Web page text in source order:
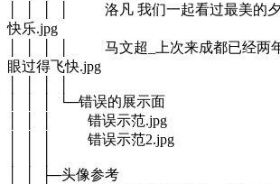
│ │ │ │ 洛凡 我们一起看过最美的夕
快乐.jpg
│ │ │ │ 马文超_上次来成都已经两年
眼过得飞快.jpg
│ │ │ └─错误的展示面
│ │ │ 错误示范.jpg
│ │ │ 错误示范2.jpg
│ │ ├─头像参考